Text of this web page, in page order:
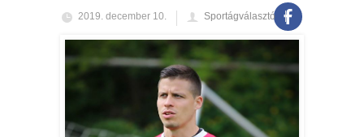
2019. december 10. Sportágválasztó